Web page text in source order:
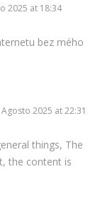
2025 at 18:34
bez mého
2025 at 22:31
things, The
the content is